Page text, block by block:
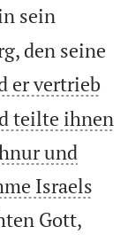
sein
den seine
er vertrieb
teilte ihnen
und
Israels
Gott,